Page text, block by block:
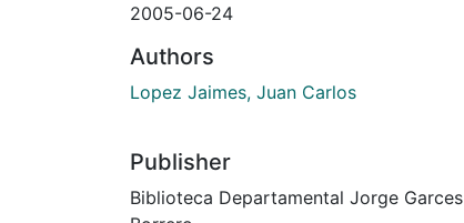
2005-06-24
Authors
Lopez Jaimes, Juan Carlos
Publisher
Biblioteca Departamental Jorge Garces